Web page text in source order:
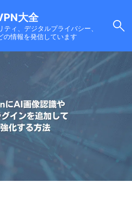
大全
ィ、デジタルプライバシー、
の情報を発信しています